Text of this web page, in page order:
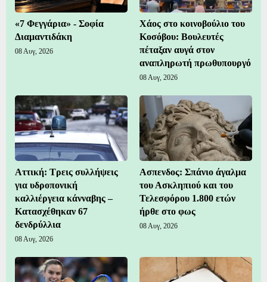
«7 Φεγγάρια» - Σοφία
Διαμαντιδάκη
08 Αυγ, 2026
Χάος στο κοινοβούλιο του
Κοσόβου: Βουλευτές
πέταξαν αυγά στον
αναπληρωτή πρωθυπουργό
08 Αυγ, 2026
Αττική: Τρεις συλλήψεις
για υδροπονική
καλλιέργεια κάνναβης –
Κατασχέθηκαν 67
δενδρύλλια
08 Αυγ, 2026
Ασπενδος: Σπάνιο άγαλμα
του Ασκληπιού και του
Τελεσφόρου 1.800 ετών
ήρθε στο φως
08 Αυγ, 2026